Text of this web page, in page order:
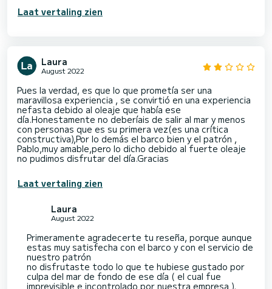
Laat vertaling zien
Laura
August 2022
Pues la verdad, es que lo que prometía ser una
maravillosa experiencia , se convirtió en una experiencia
nefasta debido al oleaje que había ese
día.Honestamente no deberíais de salir al mar y menos
con personas que es su primera vez(es una crítica
constructiva),Por lo demás el barco bien y el patrón ,
Pablo,muy amable,pero lo dicho debido al fuerte oleaje
no pudimos disfrutar del día.Gracias
Laat vertaling zien
Laura
August 2022
Primeramente agradecerte tu reseña, porque aunque
estas muy satisfecha con el barco y con el servicio de
nuestro patrón
no disfrutaste todo lo que te hubiese gustado por
culpa del mar de fondo de ese día ( el cual fue
imprevisible e incontrolado por nuestra empresa ),